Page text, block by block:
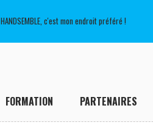
HANDSEMBLE, c'est mon endroit préféré !
FORMATION PARTENAIRES